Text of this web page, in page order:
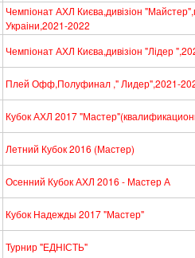
Чемпіонат АХЛ Києва,дивізіон
Украіни,2021-2022
Чемпіонат АХЛ Києва,дивізіон "Лідер
Плей Офф,Полуфинал ," Лидер",2021-
Кубок АХЛ 2017
Летний Кубок 2016 (Мастер)
Осенний Кубок АХЛ 2016 - Мастер А
Кубок Надежды 2017 "Мастер"
Турнир "ЕДНІСТЬ"